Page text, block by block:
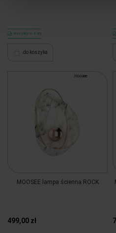
Wysyłka w 4 dni
do koszyka
MOOSEE lampa ścienna ROCK
499,00 zł